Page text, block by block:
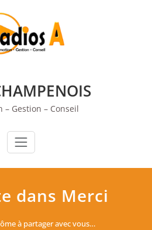
– Gestion – Conseil
dans Merci
à partager avec vous…